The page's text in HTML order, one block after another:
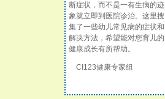
断症状，而不是一有生病的迹
象就立即到医院诊治。这里搜
集了一些幼儿常见病的症状和
解决方法，希望能对您育儿的
健康成长有所帮助。
CI123健康专家组